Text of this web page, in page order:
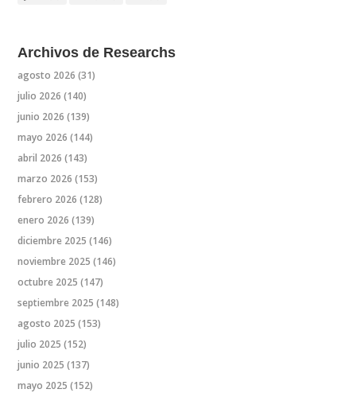
Archivos de Researchs
agosto 2026 (31)
julio 2026 (140)
junio 2026 (139)
mayo 2026 (144)
abril 2026 (143)
marzo 2026 (153)
febrero 2026 (128)
enero 2026 (139)
diciembre 2025 (146)
noviembre 2025 (146)
octubre 2025 (147)
septiembre 2025 (148)
agosto 2025 (153)
julio 2025 (152)
junio 2025 (137)
mayo 2025 (152)